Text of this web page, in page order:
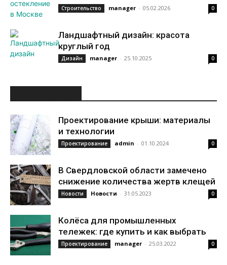
Строительство manager - 05.02.2026 0
Ландшафтный дизайн: красота
круглый год
Дизайн manager - 25.10.2025 0
Проектирование крыши: материалы
и технологии
Проектирование admin - 01.10.2024 0
В Свердловской области замечено
снижение количества жертв клещей
Новости Новости - 31.05.2023 0
Колёса для промышленных
тележек: где купить и как выбрать
Проектирование manager - 25.03.2022 0